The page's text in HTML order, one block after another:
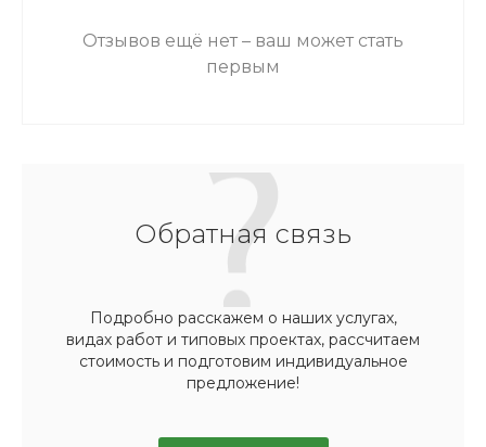
Отзывов ещё нет – ваш может стать
первым
Обратная связь
Подробно расскажем о наших услугах,
видах работ и типовых проектах, рассчитаем
стоимость и подготовим индивидуальное
предложение!